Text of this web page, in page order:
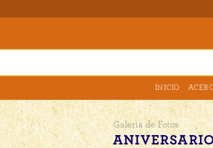
INICIO
Galeria de Fotos